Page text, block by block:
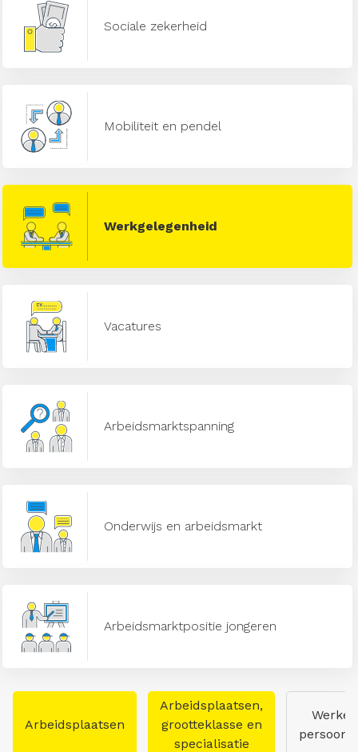
Sociale zekerheid
Mobiliteit en pendel
Werkgelegenheid
Vacatures
Arbeidsmarktspanning
Onderwijs en arbeidsmarkt
Arbeidsmarktpositie jongeren
Arbeidsplaatsen
Arbeidsplaatsen,
grootteklasse en
specialisatie